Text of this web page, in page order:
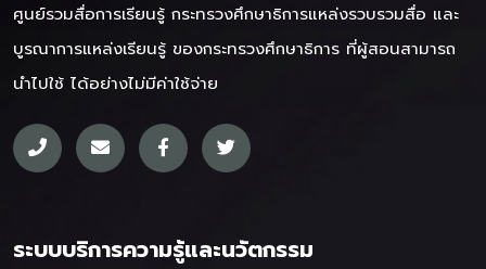
ศูนย์รวมสื่อการเรียนรู้ กระทรวงศึกษาธิการแหล่งรวบรวมสื่อ และ
บูรณาการแหล่งเรียนรู้ ของกระทรวงศึกษาธิการ ที่ผู้สอนสามารถ
นำไปใช้ ได้อย่างไม่มีค่าใช้จ่าย
ระบบบริการความรู้และนวัตกรรม